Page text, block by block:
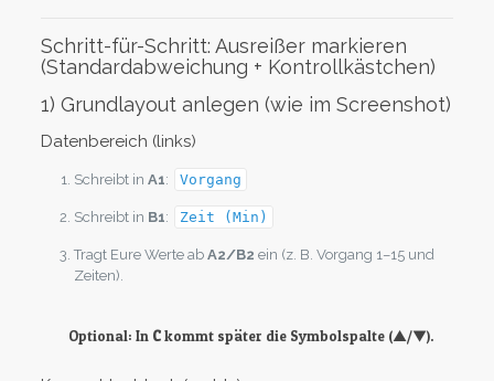
Schritt-für-Schritt: Ausreißer markieren
(Standardabweichung + Kontrollkästchen)
1) Grundlayout anlegen (wie im Screenshot)
Datenbereich (links)
Schreibt in A1: Vorgang
Schreibt in B1: Zeit (Min)
Tragt Eure Werte ab A2/B2 ein (z. B. Vorgang 1–15 und
Zeiten).
Optional: In Ckommt später die Symbolspalte (▲/▼).